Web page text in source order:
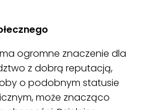
ogromne znaczenie dla
z dobrą reputacją,
o podobnym statusie
może znacząco